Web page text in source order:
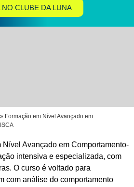
CLUBE DA LUNA
» Formação em Nível Avançado em
Nível Avançado em Comportamento-
intensiva e especializada, com
O curso é voltado para
com análise do comportamento